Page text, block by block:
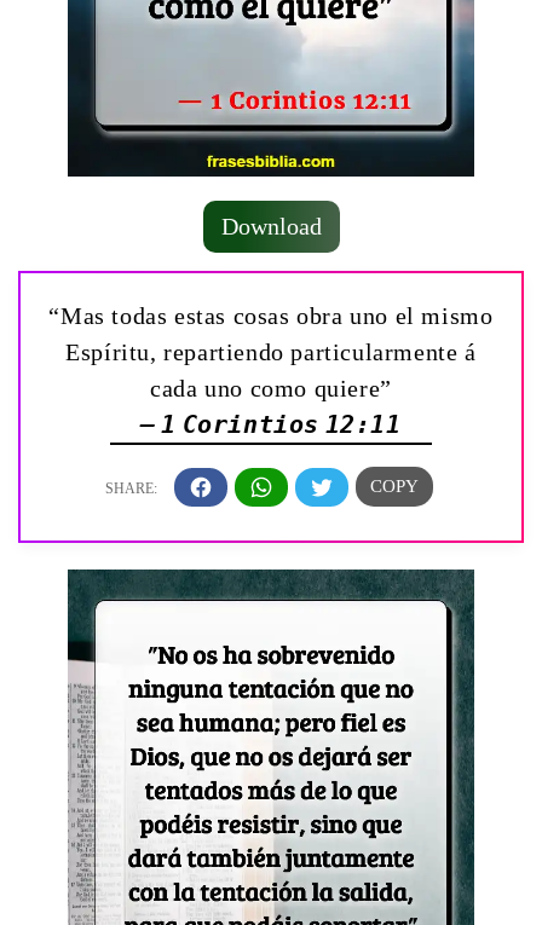
Download
“Mas todas estas cosas obra uno el mismo
Espíritu, repartiendo particularmente á
cada uno como quiere”
— 1 Corintios 12:11